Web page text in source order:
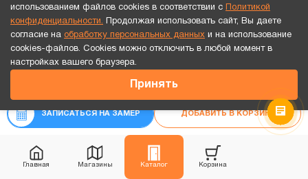
Главная Магазины Каталог Корзина
Точный расчет за 10 минут по СМС или телефону!
ЗАПИСАТЬСЯ НА ЗАМЕР ДОБАВИТЬ В КОРЗИНУ
использованием файлов cookies в соответствии с
Политикой
конфиденциальности. Продолжая использовать сайт, Вы даете
согласие на обработку персональных данных и на использование
cookies-файлов. Cookies можно отключить в любой момент в
настройках вашего браузера.
Принять